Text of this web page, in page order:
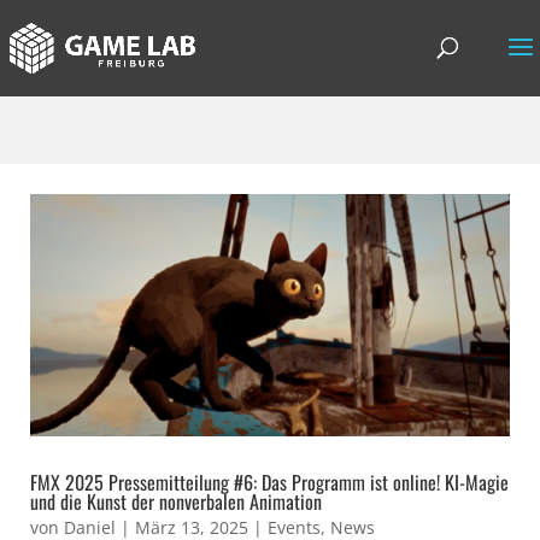
FMX 2025 Pressemitteilung #6: Das Programm ist online! KI-Magie
und die Kunst der nonverbalen Animation
von Daniel | März 13, 2025 | Events, News